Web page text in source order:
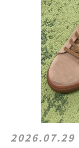
2026.07.29